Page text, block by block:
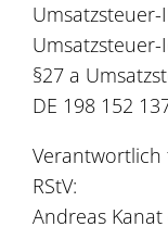
Umsatzsteuer-
§27 a
DE 198 152
Verantwortlich
RStV:
Andreas